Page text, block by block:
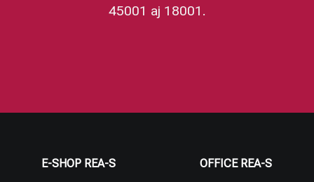
45001 aj 18001.
E-SHOP REA-S OFFICE REA-S